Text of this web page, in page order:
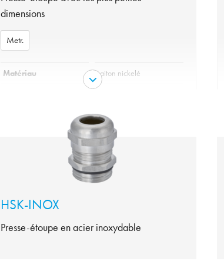
dimensions
Metr.
Matériau
Laiton nickelé
Metr.
TPE
IP 68 - 1bar/30min
Tenue en température
de -20°C à +100°C
HSK-INOX
Presse-étoupe en acier inoxydable